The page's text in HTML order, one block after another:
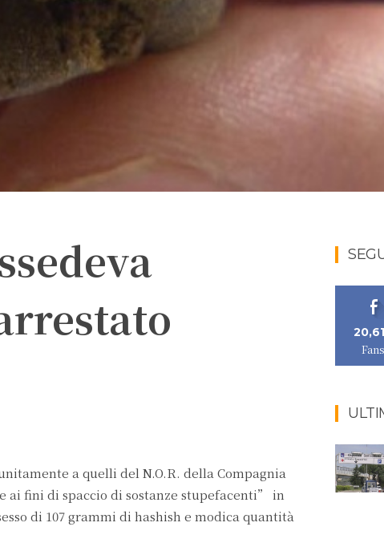
a quelli del N.O.R. della Compagnia
fini di spaccio di sostanze stupefacenti” in
di 107 grammi di hashish e modica quantità
Fans